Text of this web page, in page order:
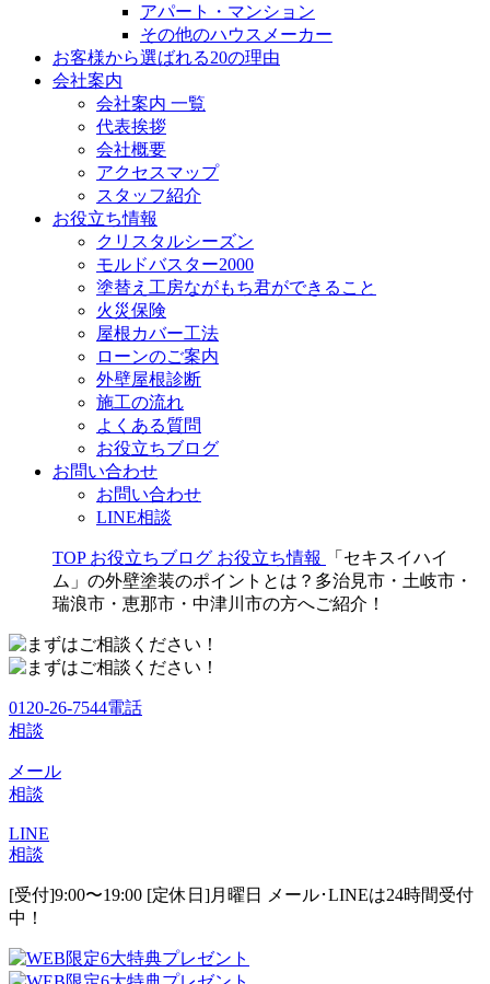
アパート・マンション
その他のハウスメーカー
お客様から選ばれる20の理由
会社案内
会社案内 一覧
代表挨拶
会社概要
アクセスマップ
スタッフ紹介
お役立ち情報
クリスタルシーズン
モルドバスター2000
塗替え工房ながもち君ができること
火災保険
屋根カバー工法
ローンのご案内
外壁屋根診断
施工の流れ
よくある質問
お役立ちブログ
お問い合わせ
お問い合わせ
LINE相談
TOP お役立ちブログ お役立ち情報
「セキスイハイ
ム」の外壁塗装のポイントとは？多治見市・土岐市・
瑞浪市・恵那市・中津川市の方へご紹介！
0120-26-7544電話
相談
メール
相談
LINE
相談
[受付]9:00〜19:00 [定休日]月曜日
メール･LINEは24時間受付
中！